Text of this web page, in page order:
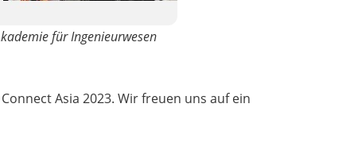
für Ingenieurwesen
Asia 2023. Wir freuen uns auf ein